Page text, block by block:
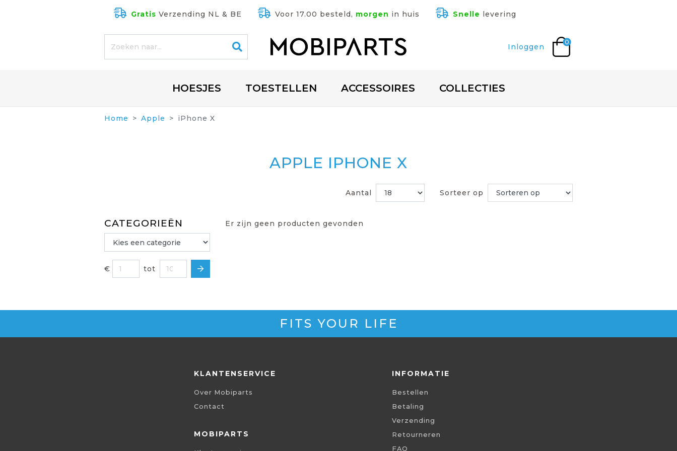
Gratis Verzending NL & BE Voor 17.00 besteld, morgen in huis Snelle levering
Inloggen
0
HOESJES TOESTELLEN ACCESSOIRES COLLECTIES
Home Apple iPhone X
APPLE IPHONE X
Aantal Sorteer op
CATEGORIEËN
€ tot
Er zijn geen producten gevonden
FITS YOUR LIFE
KLANTENSERVICE
Over Mobiparts
Contact
MOBIPARTS
INFORMATIE
Bestellen
Betaling
Verzending
Retourneren
FAQ